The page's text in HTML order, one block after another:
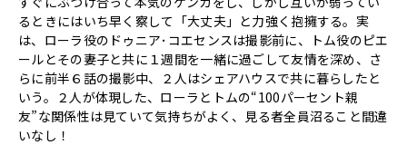
るときにはいち早く察して「大丈夫」と力強く抱擁する。実
は、ローラ役のドゥニア･コエセンスは撮影前に、トム役のピエ
ールとその妻子と共に１週間を一緒に過ごして友情を深め、さ
らに前半６話の撮影中、２人はシェアハウスで共に暮らしたと
いう。２人が体現した、ローラとトムの“100パーセント親
友”な関係性は見ていて気持ちがよく、見る者全員沼ること間違
いなし！